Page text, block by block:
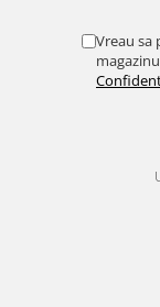
Vreau sa